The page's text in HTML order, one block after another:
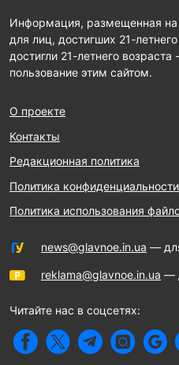
Информация, размещенная на
для лиц, достигших 21-
достигли 21-летнего
пользование этим сайтом.
О проекте
Контакты
Редакционная политика
Политика конфиденциальности
Политика использования
news@glavnoe.in.ua —
reklama@glavnoe.in.ua —
Читайте нас в соцсетях: